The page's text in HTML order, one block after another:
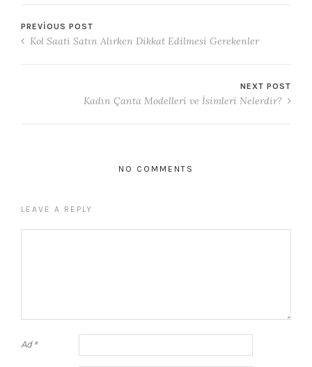
PREVIOUS POST
Kol Saati Satın Alırken Dikkat Edilmesi Gerekenler
NEXT POST
Kadın Çanta Modelleri ve İsimleri Nelerdir?
NO COMMENTS
LEAVE A REPLY
Ad *